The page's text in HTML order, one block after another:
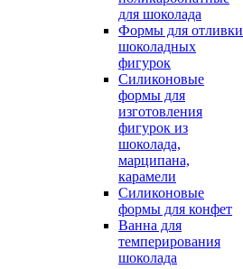
для шоколада
Формы для отливки
шоколадных
фигурок
Силиконовые
формы для
изготовления
фигурок из
шоколада,
марципана,
карамели
Силиконовые
формы для конфет
Ванна для
темперирования
шоколада